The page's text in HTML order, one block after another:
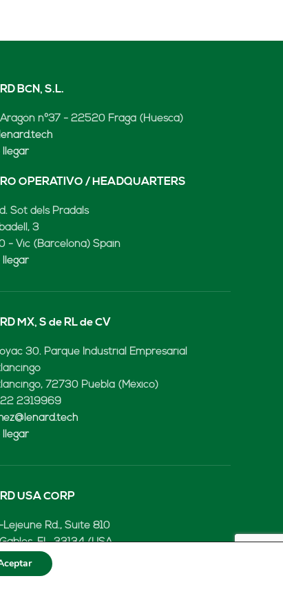
BCN, S.L.
nº37 - 22520 Fraga (Huesca)
llegar
OPERATIVO / HEADQUARTERS
Sot dels Pradals
3
- Vic (Barcelona) Spain
llegar
MX, S de RL de CV
30. Parque Industrial Empresarial
72730 Puebla (México)
2319969
llegar
USA CORP
Rd., Suite 810
FL. 33134 (USA
2319969